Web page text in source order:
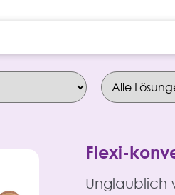
Flexi-
Unglaublich